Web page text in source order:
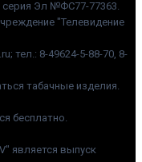
серия Эл №ФС77-77363.
"Телевидение
тел.: 8-49624-5-88-70, 8-
табачные изделия.
бесплатно.
является выпуск